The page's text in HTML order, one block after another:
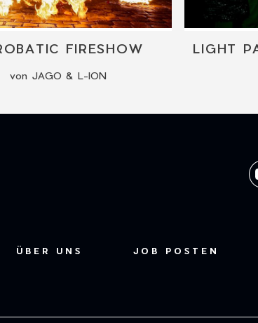
FIRESHOW
von JAGO & L-ION
LIGHT
ÜBER UNS JOB POSTEN